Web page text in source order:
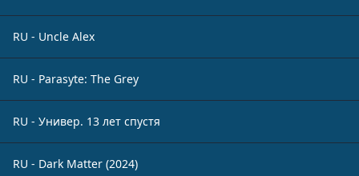
RU - Uncle Alex
RU - Parasyte: The Grey
RU - Универ. 13 лет спустя
RU - Dark Matter (2024)